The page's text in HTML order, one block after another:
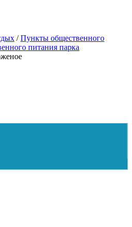
/ Пункты общественного
питания парка